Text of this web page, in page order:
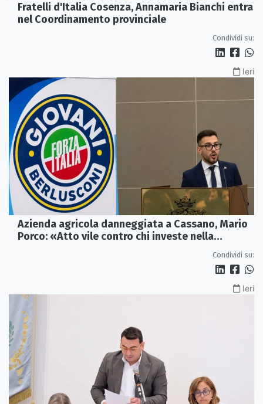
Fratelli d'Italia Cosenza, Annamaria Bianchi entra
nel Coordinamento provinciale
Condividi su:
Ieri
Azienda agricola danneggiata a Cassano, Mario
Porco: «Atto vile contro chi investe nella
Condividi su:
Ieri